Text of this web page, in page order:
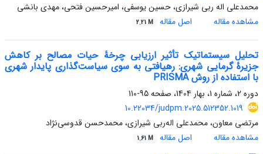
محمدعلی اله ربی شیرازی، حسین یوسفی، امیرحسین فتحی، مهدی بانشی
مشاهده مقاله
اصل مقاله 2.21 M
تحلیل سیستماتیک تأثیر ارزیابی چرخۀ حیات مصالح بر کاهش
جزیرۀ گرمایی شهری: رهیافتی به سوی سیاست‌گذاری پایدار شهری
با استفاده از روش PRISMA
دوره 2، شماره 1، بهار 1404، صفحه
95-110
10.22034/judpm.2025.512352.1019
مرتضی معاون، محمدعلی اله‌ربی شیرازی، محمدحسن قدوسی‌نژاد
مشاهده مقاله
اصل مقاله 1.61 M